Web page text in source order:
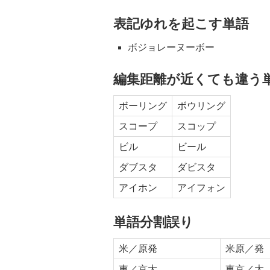
表記ゆれを起こす単語
ボジョレーヌーボー
編集距離が近くても違う
ボーリング
ボウリング
スコープ
スコップ
ビル
ビール
ダブスタ
ダビスタ
アイホン
アイフォン
単語分割誤り
米／原発
米原／発